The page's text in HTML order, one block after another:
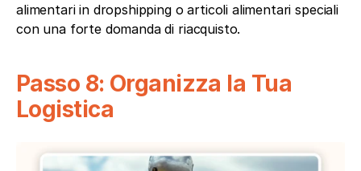
alimentari in dropshipping o articoli alimentari speciali
con una forte domanda di riacquisto.
Passo 8: Organizza la Tua
Logistica